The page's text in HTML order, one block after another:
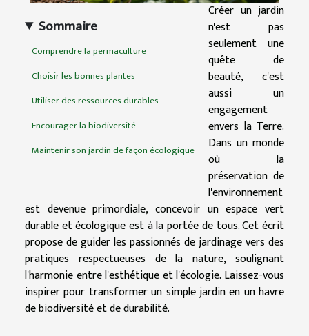
Sommaire
Comprendre la permaculture
Choisir les bonnes plantes
Utiliser des ressources durables
Encourager la biodiversité
Maintenir son jardin de façon écologique
Créer un jardin
n'est pas
seulement une
quête de
beauté, c'est
aussi un
engagement
envers la Terre.
Dans un monde
où la
préservation de
l'environnement
est devenue primordiale, concevoir un espace vert
durable et écologique est à la portée de tous. Cet écrit
propose de guider les passionnés de jardinage vers des
pratiques respectueuses de la nature, soulignant
l'harmonie entre l'esthétique et l'écologie. Laissez-vous
inspirer pour transformer un simple jardin en un havre
de biodiversité et de durabilité.